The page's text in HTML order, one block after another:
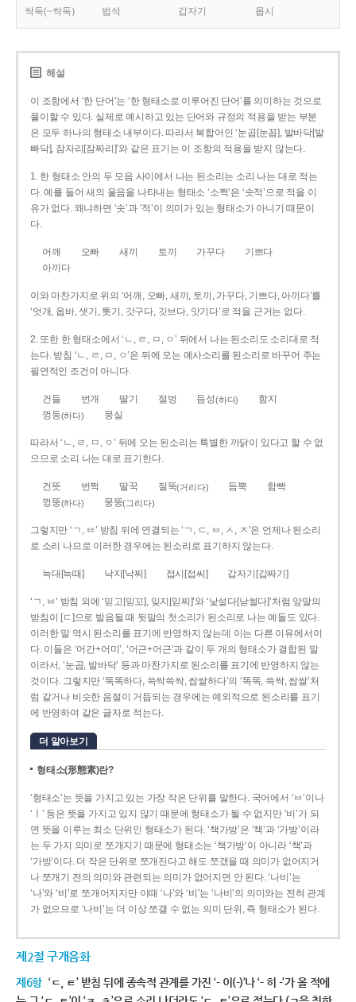
싹둑(~싹둑)
법석 갑자기 몹시
해설
이 조항에서 ‘한 단어’는 ‘한 형태소로 이루어진 단어’를 의미하는 것으로
풀이할 수 있다. 실제로 예시하고 있는 단어와 규정의 적용을 받는 부분
은 모두 하나의 형태소 내부이다. 따라서 복합어인 ‘눈곱[눈꼽], 발바닥[발
빠닥], 잠자리[잠짜리]’와 같은 표기는 이 조항의 적용을 받지 않는다.
1. 한 형태소 안의 두 모음 사이에서 나는 된소리는 소리 나는 대로 적는
다. 예를 들어 새의 울음을 나타내는 형태소 ‘소쩍’은 ‘솟적’으로 적을 이
유가 없다. 왜냐하면 ‘솟’과 ‘적’이 의미가 있는 형태소가 아니기 때문이
다.
어깨 오빠 새끼 토끼 가꾸다
기쁘다
아끼다
이와 마찬가지로 위의 ‘어깨, 오빠, 새끼, 토끼, 가꾸다, 기쁘다, 아끼다’를
‘엇개, 옵바, 샛기, 톳기, 갓구다, 깃브다, 앗기다’로 적을 근거는 없다.
2. 또한 한 형태소에서 ‘ㄴ, ㄹ, ㅁ, ㅇ’ 뒤에서 나는 된소리도 소리대로 적
는다. 받침 ‘ㄴ, ㄹ, ㅁ, ㅇ’은 뒤에 오는 예사소리를 된소리로 바꾸어 주는
필연적인 조건이 아니다.
건들 번개 딸기 절벙 듬성(하다)
함지
껑둥(하다) 뭉실
따라서 ‘ㄴ, ㄹ, ㅁ, ㅇ’ 뒤에 오는 된소리는 특별한 까닭이 있다고 할 수 없
으므로 소리 나는 대로 표기한다.
건뜻 번쩍 딸꾹 절뚝(거리다) 듬뿍
함빡
껑뚱(하다) 뭉뚱(그리다)
그렇지만 ‘ㄱ, ㅂ’ 받침 뒤에 연결되는 ‘ㄱ, ㄷ, ㅂ, ㅅ, ㅈ’은 언제나 된소리
로 소리 나므로 이러한 경우에는 된소리로 표기하지 않는다.
늑대[늑때] 낙지[낙찌] 접시[접씨] 갑자기[갑짜기]
‘ㄱ, ㅂ’ 받침 외에 ‘믿고[믿꼬], 잊지[읻찌]’와 ‘낯설다[낟썰다]’처럼 앞말의
받침이 [ㄷ]으로 발음될 때 뒷말의 첫소리가 된소리로 나는 예들도 있다.
이러한 말 역시 된소리를 표기에 반영하지 않는데 이는 다른 이유에서이
다. 이들은 ‘어간+어미’, ‘어근+어근’과 같이 두 개의 형태소가 결합된 말
이라서, ‘눈곱, 발바닥’ 등과 마찬가지로 된소리를 표기에 반영하지 않는
것이다. 그렇지만 ‘똑똑하다, 쓱싹쓱싹, 쌉쌀하다’의 ‘똑똑, 쓱싹, 쌉쌀’처
럼 같거나 비슷한 음절이 거듭되는 경우에는 예외적으로 된소리를 표기
에 반영하여 같은 글자로 적는다.
더 알아보기
형태소(形態素)란?
‘형태소’는 뜻을 가지고 있는 가장 작은 단위를 말한다. 국어에서 ‘ㅂ’이나
‘ㅣ’ 등은 뜻을 가지고 있지 않기 때문에 형태소가 될 수 없지만 ‘비’가 되
면 뜻을 이루는 최소 단위인 형태소가 된다. ‘책가방’은 ‘책’과 ‘가방’이라
는 두 가지 의미로 쪼개지기 때문에 형태소는 ‘책가방’이 아니라 ‘책’과
‘가방’이다. 더 작은 단위로 쪼개진다고 해도 쪼갰을 때 의미가 없어지거
나 쪼개기 전의 의미와 관련되는 의미가 없어지면 안 된다. ‘나비’는
‘나’와 ‘비’로 쪼개어지지만 이때 ‘나’와 ‘비’는 ‘나비’의 의미와는 전혀 관계
가 없으므로 ‘나비’는 더 이상 쪼갤 수 없는 의미 단위, 즉 형태소가 된다.
제2절 구개음화
제6항 ‘ㄷ, ㅌ’ 받침 뒤에 종속적 관계를 가진 ‘- 이(-)’나 ‘- 히 -’가 올 적에